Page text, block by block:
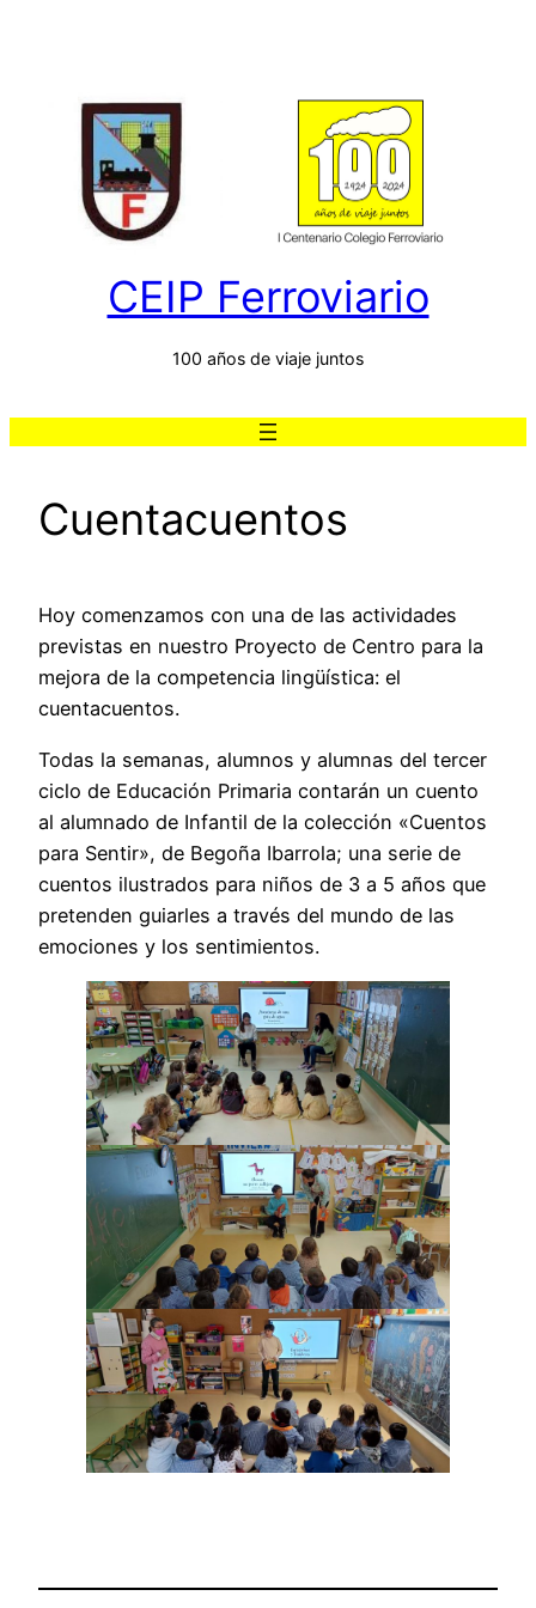
CEIP Ferroviario
100 años de viaje juntos
Cuentacuentos
Hoy comenzamos con una de las actividades
previstas en nuestro Proyecto de Centro para la
mejora de la competencia lingüística: el
cuentacuentos.
Todas la semanas, alumnos y alumnas del tercer
ciclo de Educación Primaria contarán un cuento
al alumnado de Infantil de la colección «Cuentos
para Sentir», de Begoña Ibarrola; una serie de
cuentos ilustrados para niños de 3 a 5 años que
pretenden guiarles a través del mundo de las
emociones y los sentimientos.